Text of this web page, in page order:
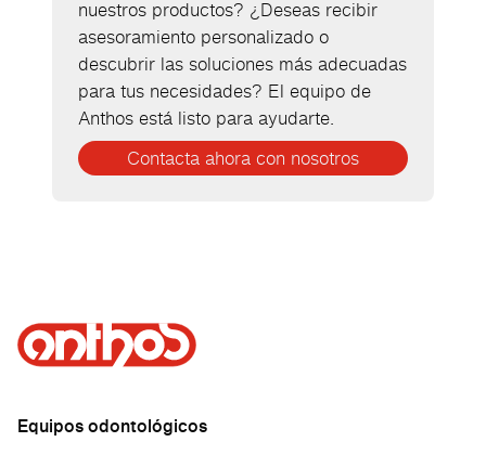
nuestros productos? ¿Deseas recibir
asesoramiento personalizado o
descubrir las soluciones más adecuadas
para tus necesidades? El equipo de
Anthos está listo para ayudarte.
Contacta ahora con nosotros
Equipos odontológicos